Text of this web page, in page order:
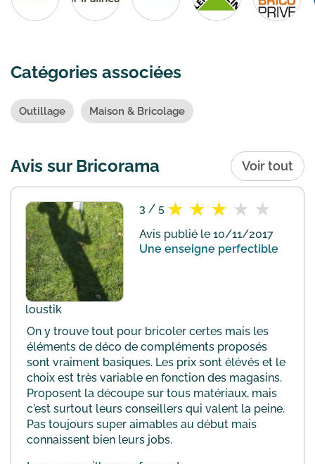
Catégories associées
Outillage Maison & Bricolage
Avis sur Bricorama Voir tout
loustik
3 / 5
Avis publié le 10/11/2017
Une enseigne perfectible
On y trouve tout pour bricoler certes mais les
éléments de déco de compléments proposés
sont vraiment basiques. Les prix sont élévés et le
choix est très variable en fonction des magasins.
Proposent la découpe sur tous matériaux, mais
c'est surtout leurs conseillers qui valent la peine.
Pas toujours super aimables au début mais
connaissent bien leurs jobs.